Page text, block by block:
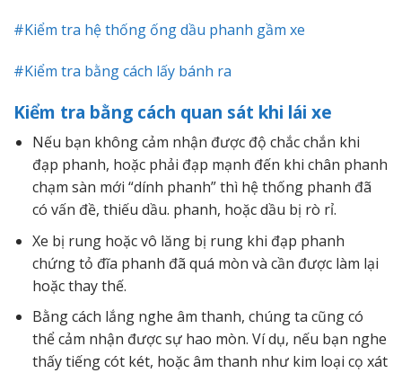
#Kiểm tra hệ thống ống dầu phanh gầm xe
#Kiểm tra bằng cách lấy bánh ra
Kiểm tra bằng cách quan sát khi lái xe
Nếu bạn không cảm nhận được độ chắc chắn khi
đạp phanh, hoặc phải đạp mạnh đến khi chân phanh
chạm sàn mới “dính phanh” thì hệ thống phanh đã
có vấn đề, thiếu dầu. phanh, hoặc dầu bị rò rỉ.
Xe bị rung hoặc vô lăng bị rung khi đạp phanh
chứng tỏ đĩa phanh đã quá mòn và cần được làm lại
hoặc thay thế.
Bằng cách lắng nghe âm thanh, chúng ta cũng có
thể cảm nhận được sự hao mòn. Ví dụ, nếu bạn nghe
thấy tiếng cót két, hoặc âm thanh như kim loại cọ xát